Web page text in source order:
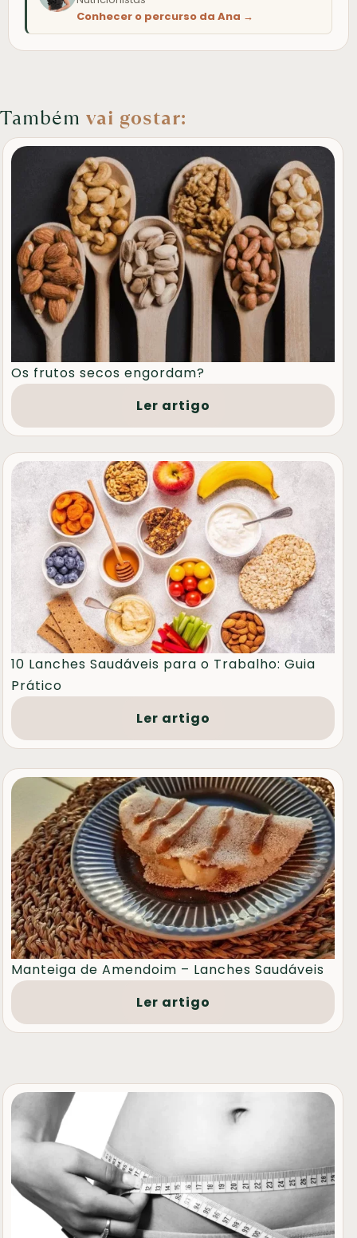
Conhecer o percurso da Ana →
Também vai gostar:
Os frutos secos engordam?
Ler artigo
10 Lanches Saudáveis para o Trabalho: Guia
Prático
Ler artigo
Manteiga de Amendoim – Lanches Saudáveis
Ler artigo